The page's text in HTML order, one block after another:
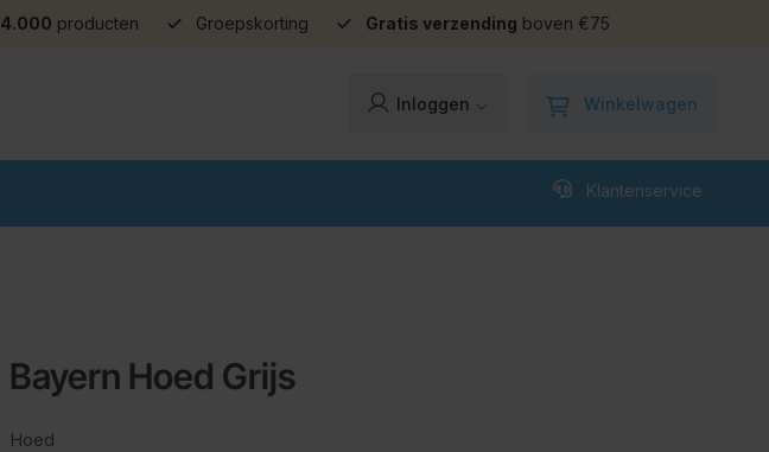
4.000 producten Groepskorting Gratis verzending boven €75
Inloggen Winkelwagen
Klantenservice
Bayern Hoed Grijs
Hoed